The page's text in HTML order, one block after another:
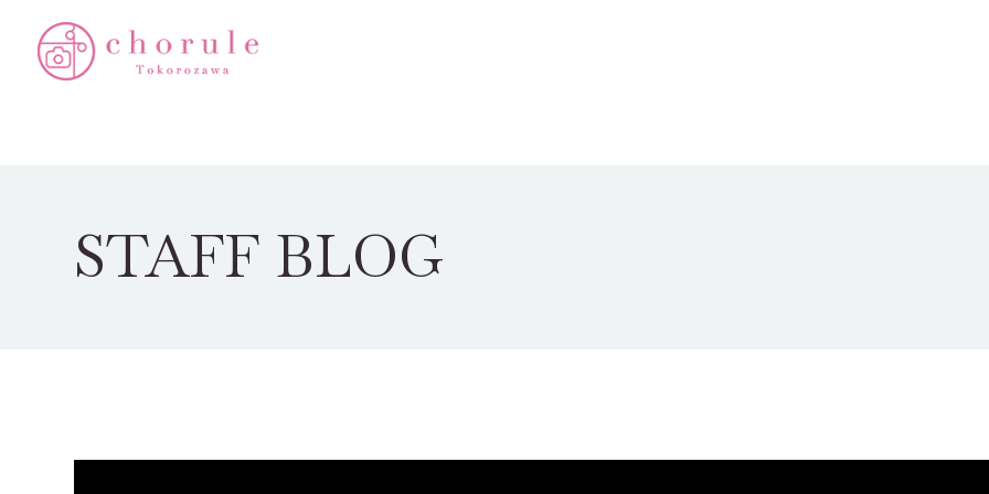
STAFF BLOG